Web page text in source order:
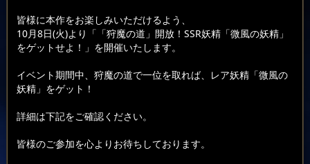
皆様に本作をお楽しみいただけるよう、
10月8日(火)より「「狩魔の道」開放！SSR妖精「微風の妖精」
をゲットせよ！」を開催いたします。
イベント期間中、狩魔の道で一位を取れば、レア妖精「微風の
妖精」をゲット！
詳細は下記をご確認ください。
皆様のご参加を心よりお待ちしております。